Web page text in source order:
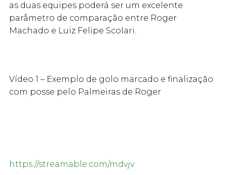
as duas equipes poderá ser um excelente
parâmetro de comparação entre Roger
Machado e Luiz Felipe Scolari.
Vídeo 1 – Exemplo de golo marcado e finalização
com posse pelo Palmeiras de Roger
https://streamable.com/mdvjv